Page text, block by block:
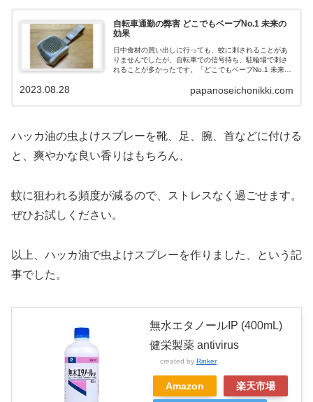
自転車通勤の弊害 どこでもベープNo.1 未来の
効果
日中食材の買い出しに行っても、蚊に刺されることがあ
りませんでしたが、自転車での信号待ち、駐輪場で刺さ
れることが多かったです。「どこでもベープNo.1 未来」
papanoseichonikki.com
2023.08.28
ハッカ油の虫よけスプレーを靴、足、腕、首などに付ける
と、爽やかな良い香りはもちろん、
蚊に狙われる頻度が減るので、ストレスなく過ごせます。
ぜひお試しください。
以上、ハッカ油で虫よけスプレーを作りました、という記
事でした。
無水エタノールIP (400mL)
健栄製薬 antivirus
created by Rinker
Amazon 楽天市場